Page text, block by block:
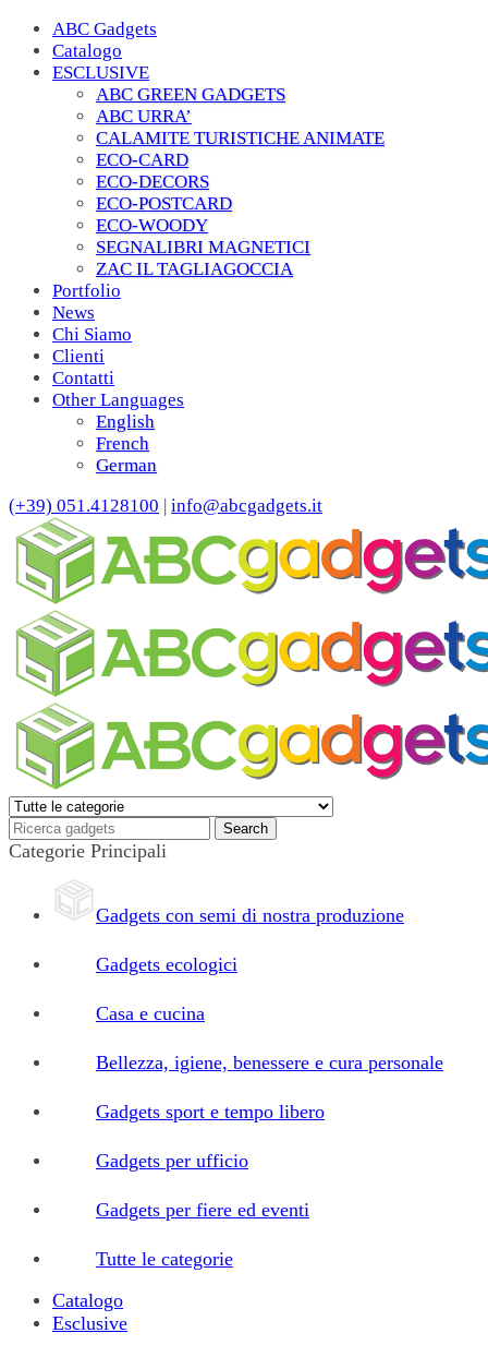
ABC Gadgets
Catalogo
ESCLUSIVE
ABC GREEN GADGETS
ABC URRA’
CALAMITE TURISTICHE ANIMATE
ECO-CARD
ECO-DECORS
ECO-POSTCARD
ECO-WOODY
SEGNALIBRI MAGNETICI
ZAC IL TAGLIAGOCCIA
Portfolio
News
Chi Siamo
Clienti
Contatti
Other Languages
English
French
German
(+39) 051.4128100 | info@abcgadgets.it
Categorie Principali
Gadgets con semi di nostra produzione
Gadgets ecologici
Casa e cucina
Bellezza, igiene, benessere e cura personale
Gadgets sport e tempo libero
Gadgets per ufficio
Gadgets per fiere ed eventi
Tutte le categorie
Catalogo
Esclusive